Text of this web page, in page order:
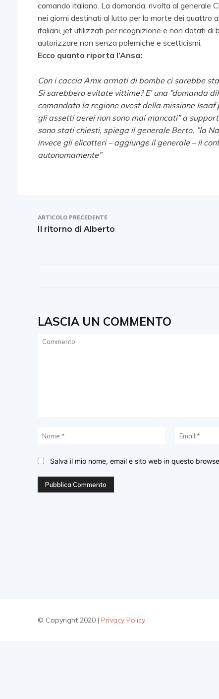
comando italiano. La domanda, rivolta al generale
nei giorni destinati al lutto per la morte dei quattro
italiani, jet utilizzati per ricognizione e non dotati di
autorizzare non senza polemiche e scetticismi.
Ecco quanto riporta l’Ansa:
Con i caccia Amx armati di bombe ci sarebbe
Si sarebbero evitate vittime? E’ una ”domanda
comandato la regione ovest della missione Isaaf
gli assetti aerei non sono mai mancati” a
sono stati chiesti, spiega il generale Berto, ”la
invece gli elicotteri – aggiunge il generale – il
autonomamente”
ARTICOLO PRECEDENTE
Il ritorno di Alberto
LASCIA UN COMMENTO
Nome:*
Salva il mio nome, email e sito web in questo
© Copyright 2020 | Privacy Policy